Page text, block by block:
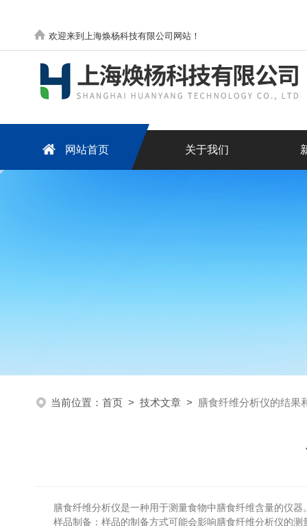
欢迎来到上海焕杨科技有限公司网站！
网站首页 关于我们
当前位置： 首页 > 技术文章 > 膳食纤维分析仪的结果
膳食纤维分析仪是一种用于测量食物中膳食纤维含量的仪器
样品制备：样品的制备方式可能会影响膳食纤维分析仪的测